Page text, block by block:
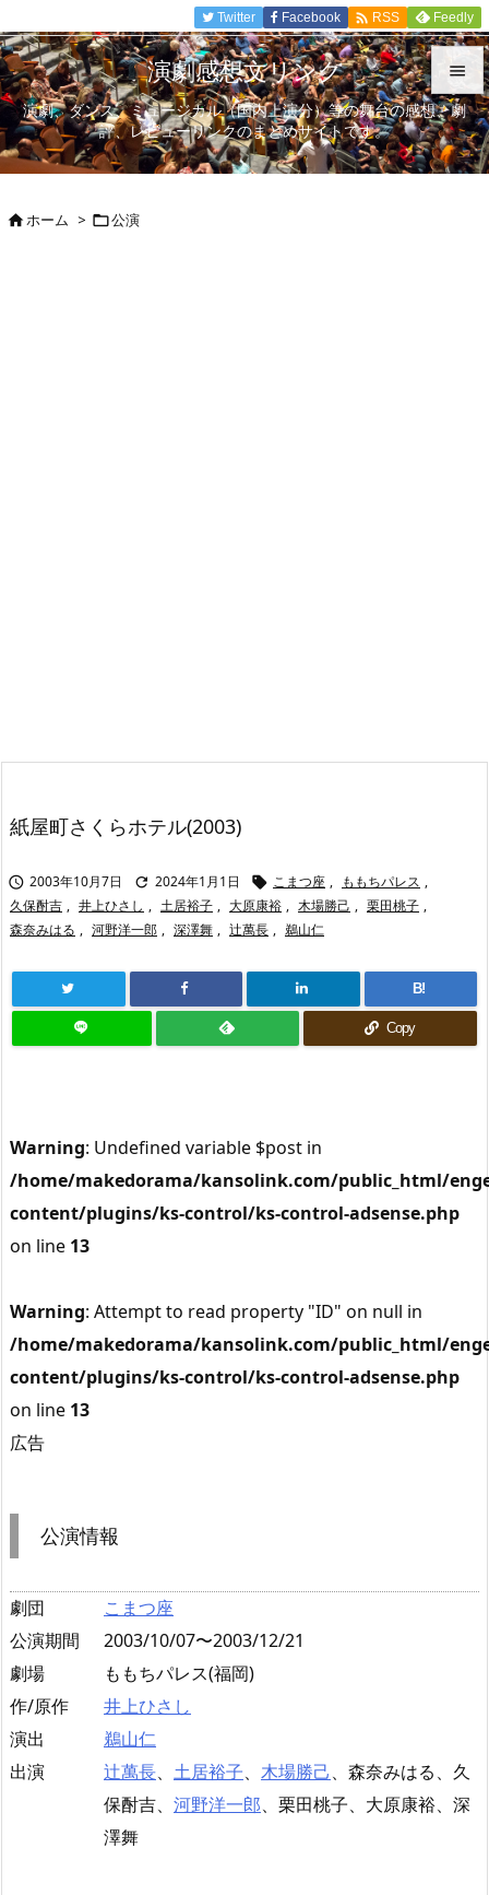


メニュ

Twitter Facebook  RSS Feedly
演劇感想文リンク
演劇、ダンス、ミュージカル（国内上演分）等の舞台の感想、劇
評、レビューリンクのまとめサイトです。
ホーム > 公演
紙屋町さくらホテル(2003)
 2003年10月7日  2024年1月1日  こまつ座 , ももちパレス ,
久保酎吉 , 井上ひさし , 土居裕子 , 大原康裕 , 木場勝己 , 栗田桃子 ,
森奈みはる , 河野洋一郎 , 深澤舞 , 辻萬長 , 鵜山仁
B!
Copy
Warning: Undefined variable $post in
/home/makedorama/kansolink.com/public_html/
content/plugins/ks-control/ks-control-adsense.php
on line 13
Warning: Attempt to read property "ID" on null in
/home/makedorama/kansolink.com/public_html/
content/plugins/ks-control/ks-control-adsense.php
on line 13
広告
公演情報
劇団
こまつ座
公演期間
2003/10/07〜2003/12/21
劇場
ももちパレス(福岡)
作/原作
井上ひさし
演出
鵜山仁
出演
辻萬長、 土居裕子、 木場勝己、森奈みはる、久
保酎吉、 河野洋一郎、栗田桃子、大原康裕、深
澤舞